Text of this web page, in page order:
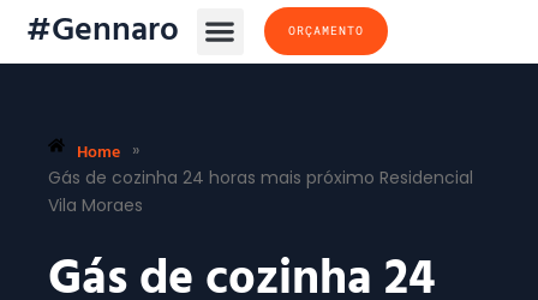
#Gennaro ORÇAMENTO
Home »
Gás de cozinha 24 horas mais próximo Residencial
Vila Moraes
Gás de cozinha 24